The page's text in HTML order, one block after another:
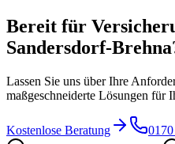
Bereit für
Sandersdorf-
Lassen Sie uns über Ihre
maßgeschneiderte Lösungen für
Kostenlose Beratung